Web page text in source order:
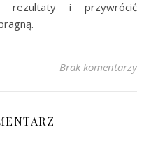
rezultaty i przywrócić
Brak komentarzy